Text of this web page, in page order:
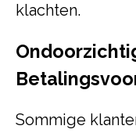
klachten.
Sommige